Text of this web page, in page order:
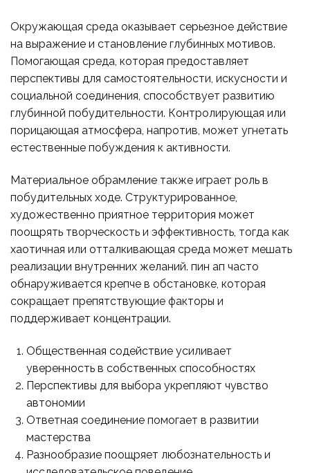
Окружающая среда оказывает серьезное действие
на выражение и становление глубинных мотивов.
Помогающая среда, которая предоставляет
перспективы для самостоятельности, искусности и
социальной соединения, способствует развитию
глубинной побудительности. Контролирующая или
порицающая атмосфера, напротив, может угнетать
естественные побуждения к активности.
Материальное обрамление также играет роль в
побудительных ходе. Структурированное,
художественно приятное территория может
поощрять творческость и эффективность, тогда как
хаотичная или отталкивающая среда может мешать
реализации внутренних желаний. пин ап часто
обнаруживается крепче в обстановке, которая
сокращает препятствующие факторы и
поддерживает концентрации.
Общественная содействие усиливает
уверенность в собственных способностях
Перспективы для выбора укрепляют чувство
автономии
Ответная соединение помогает в развитии
мастерства
Разнообразие поощряет любознательность и